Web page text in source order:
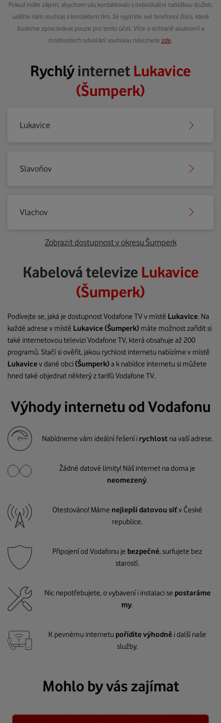
Pokud máte zájem, abychom vás kontaktovali s individuální nabídkou služeb,
udělte nám souhlas s kontaktem tím, že vyplníte své telefonní číslo, které
budeme zpracovávat pouze pro tento účel. Více o ochraně soukromí a
možnostech odvolání souhlasu naleznete zde
Rychlýinternet Lukavice
(Šumperk)
Lukavice
Slavoňov
Vlachov
Zobrazit dostupnost v okresu Šumperk
Kabelová televize Lukavice
(Šumperk)
Podívejte se, jaká je dostupnost Vodafone TV v místě Lukavice. Na
každé adrese v místě Lukavice(Šumperk) máte možnost zařídit si
také internetovou televizi Vodafone TV, která obsahuje až 200
programů. Stačí si ověřit, jakou rychlost internetu nabízíme v místě
Lukavicev dané obci(Šumperk)a k nabídce internetu si můžete
hned také objednat některý z tarifů Vodafone TV.
Výhody internetu od Vodafonu
Nabídneme vám ideální řešení i rychlost na vaší adrese.
Žádné datové limity! Náš internet na doma je
neomezený.
Otestováno! Máme nejlepší datovou síťv České
republice.
Připojení od Vodafonu je bezpečné, surfujete bez
starostí.
Nic nepotřebujete, o vybavení i instalaci se postaráme
my.
K pevnému internetu pořídíte výhodně i další naše
služby.
Mohlo by vás zajímat